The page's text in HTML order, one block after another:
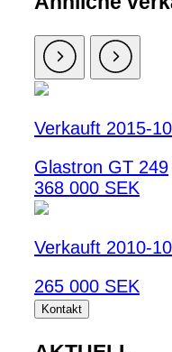
Verkauft 2015-
Glastron GT 249
368 000 SEK
Verkauft 2010-
265 000 SEK
Kontakt